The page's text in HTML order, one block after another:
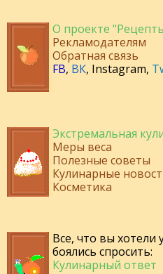
О проекте
Рекламодателям
Обратная связь
FB, ВК, Instagram,
Экстремальная
Меры веса
Полезные советы
Кулинарные
Косметика
Все, что вы хотели
боялись спросить:
Кулинарный ответ